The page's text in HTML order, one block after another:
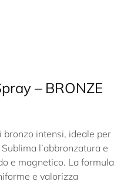
– BRONZE
intensi, ideale per
l’abbronzatura e
e magnetico. La formula
e valorizza